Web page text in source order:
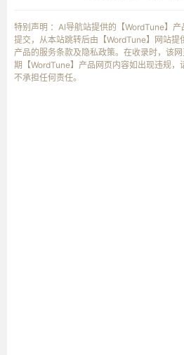
特别声明 ：AI导航站提供的【WordTune】
提交，从本站跳转后由【WordTune】网站
产品的服务条款及隐私政策。在收录时，该
期【WordTune】产品网页内容如出现违规，
不承担任何责任。